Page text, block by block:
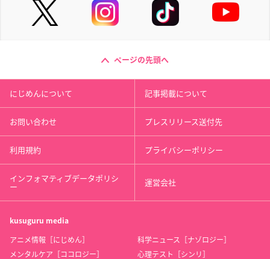
ページの先頭へ
にじめんについて 記事掲載について
お問い合わせ プレスリリース送付先
利用規約 プライバシーポリシー
インフォマティブデータポリシ
ー 運営会社
kusuguru media
アニメ情報［にじめん］
科学ニュース［ナゾロジー］
メンタルケア［ココロジー］
心理テスト［シンリ］